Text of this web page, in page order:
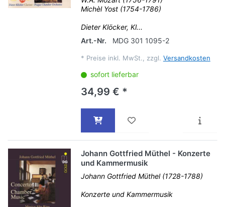
Michèl Yost (1754-1786)
Dieter Klöcker, Kl...
Art.-Nr.
MDG 301 1095-2
* Preise inkl. MwSt., zzgl. Versandkosten
sofort lieferbar
34,99 € *
Johann Gottfried Müthel - Konzerte
und Kammermusik
Johann Gottfried Müthel (1728-1788)
Konzerte und Kammermusik